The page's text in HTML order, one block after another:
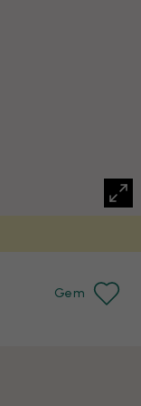
Gem